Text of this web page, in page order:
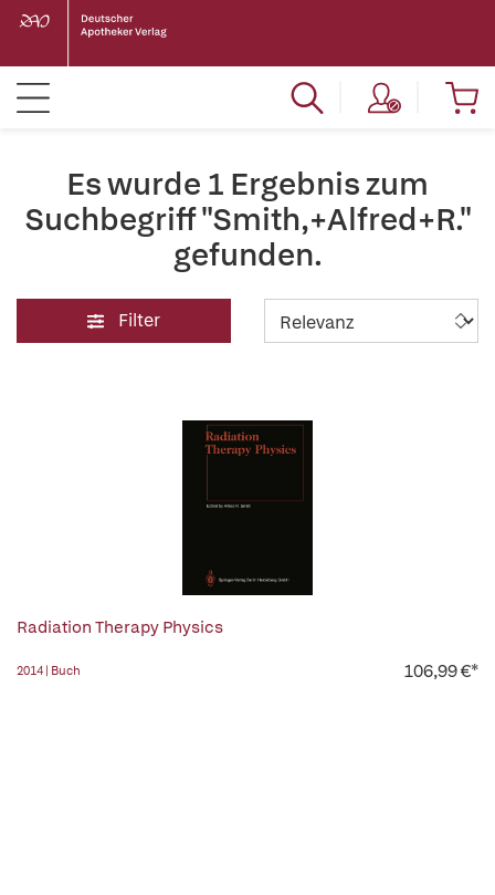
Es wurde 1 Ergebnis zum
Suchbegriff "Smith,+Alfred+R."
gefunden.
Filter
Radiation Therapy Physics
2014 | Buch 106,99 €*